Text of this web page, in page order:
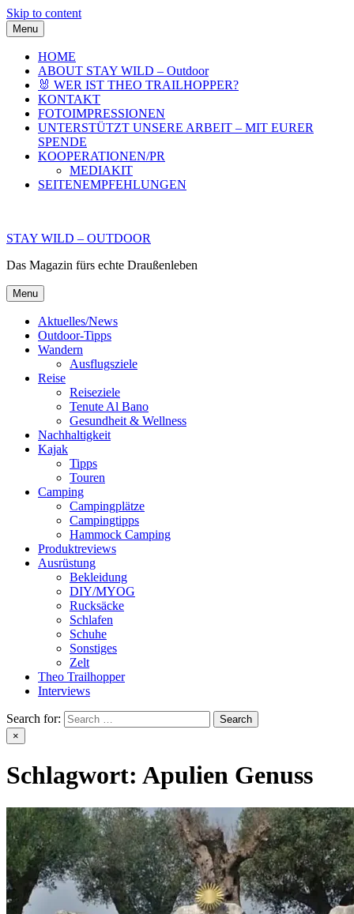
Skip to content
Menu
HOME
ABOUT STAY WILD – Outdoor
🐰 WER IST THEO TRAILHOPPER?
KONTAKT
FOTOIMPRESSIONEN
UNTERSTÜTZT UNSERE ARBEIT – MIT EURER
SPENDE
KOOPERATIONEN/PR
MEDIAKIT
SEITENEMPFEHLUNGEN
STAY WILD – OUTDOOR
Das Magazin fürs echte Draußenleben
Menu
Aktuelles/News
Outdoor-Tipps
Wandern
Ausflugsziele
Reise
Reiseziele
Tenute Al Bano
Gesundheit & Wellness
Nachhaltigkeit
Kajak
Tipps
Touren
Camping
Campingplätze
Campingtipps
Hammock Camping
Produktreviews
Ausrüstung
Bekleidung
DIY/MYOG
Rucksäcke
Schlafen
Schuhe
Sonstiges
Zelt
Theo Trailhopper
Interviews
Search for:
×
Schlagwort: Apulien Genuss